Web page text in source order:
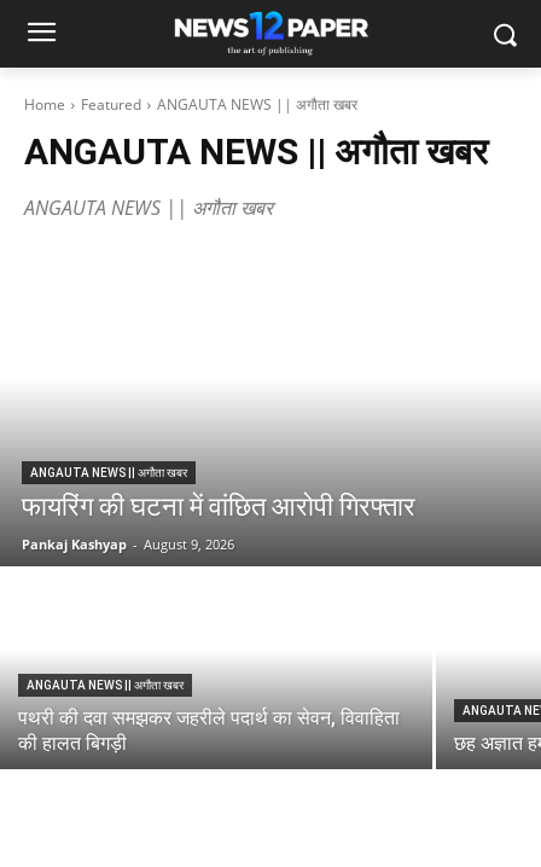
Home Featured ANGAUTA NEWS || अगौता खबर
ANGAUTA NEWS || अगौता खबर
ANGAUTA NEWS || अगौता खबर
ANGAUTA NEWS || अगौता खबर
फायरिंग की घटना में वांछित आरोपी गिरफ्तार
Pankaj Kashyap - August 9, 2026
ANGAUTA NEWS || अगौता खबर
पथरी की दवा समझकर जहरीले पदार्थ का सेवन, विवाहिता
की हालत बिगड़ी
ANGAUTA
छह अज्ञात